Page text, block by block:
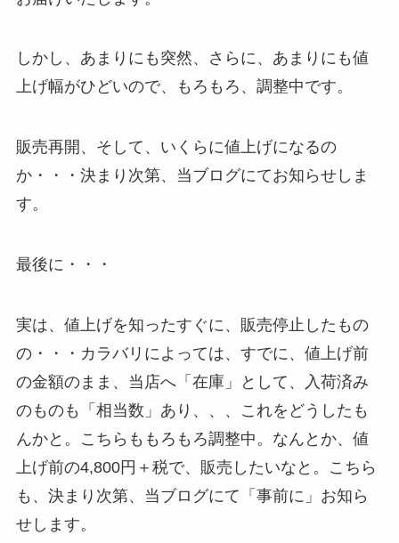
しかし、あまりにも突然、さらに、あまりにも値
上げ幅がひどいので、もろもろ、調整中です。
販売再開、そして、いくらに値上げになるの
か・・・決まり次第、当ブログにてお知らせしま
す。
最後に・・・
実は、値上げを知ったすぐに、販売停止したもの
の・・・カラバリによっては、すでに、値上げ前
の金額のまま、当店へ「在庫」として、入荷済み
のものも「相当数」あり、、、これをどうしたも
んかと。こちらももろもろ調整中。なんとか、値
上げ前の4,800円＋税で、販売したいなと。こちら
も、決まり次第、当ブログにて「事前に」お知ら
せします。